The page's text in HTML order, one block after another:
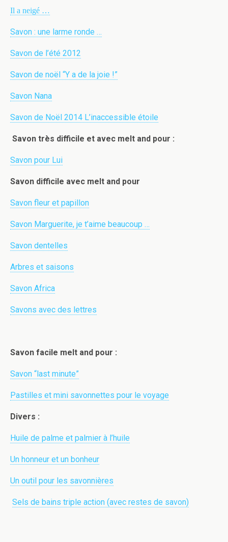
Il a neigé …
Savon : une larme ronde …
Savon de l’été 2012
Savon de noël “Y a de la joie !”
Savon Nana
Savon de Noël 2014 L’inaccessible étoile
Savon très difficile et avec melt and pour :
Savon pour Lui
Savon difficile avec melt and pour
Savon fleur et papillon
Savon Marguerite, je t’aime beaucoup …
Savon dentelles
Arbres et saisons
Savon Africa
Savons avec des lettres
Savon facile melt and pour :
Savon “last minute”
Pastilles et mini savonnettes pour le voyage
Divers :
Huile de palme et palmier à l’huile
Un honneur et un bonheur
Un outil pour les savonnières
Sels de bains triple action (avec restes de savon)